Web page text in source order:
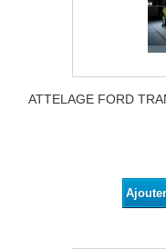
ATTELAGE FORD